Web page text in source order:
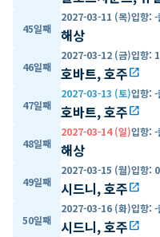
45일째
2027-03-11 (목)입항: -
해상
46일째
2027-03-12 (금)입항:
호바트, 호주open_in_new
47일째
2027-03-13 (토)입항: -
호바트, 호주open_in_new
48일째
2027-03-14 (일)입항: -
해상
49일째
2027-03-15 (월)입항:
시드니, 호주open_in_new
50일째
2027-03-16 (화)입항: -
시드니, 호주open_in_new